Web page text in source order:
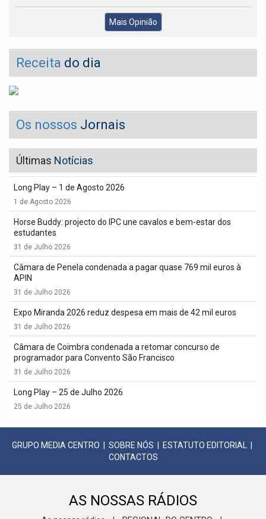
Mais Opinião
Receita do dia
Os nossos Jornais
Últimas Notícias
Long Play – 1 de Agosto 2026
1 de Agosto 2026
Horse Buddy: projecto do IPC une cavalos e bem-estar dos
estudantes
31 de Julho 2026
Câmara de Penela condenada a pagar quase 769 mil euros à
APIN
31 de Julho 2026
Expo Miranda 2026 reduz despesa em mais de 42 mil euros
31 de Julho 2026
Câmara de Coimbra condenada a retomar concurso de
programador para Convento São Francisco
31 de Julho 2026
Long Play – 25 de Julho 2026
25 de Julho 2026
GRUPO MEDIA CENTRO SOBRE NÓS ESTATUTO EDITORIAL
CONTACTOS
AS NOSSAS RÁDIOS